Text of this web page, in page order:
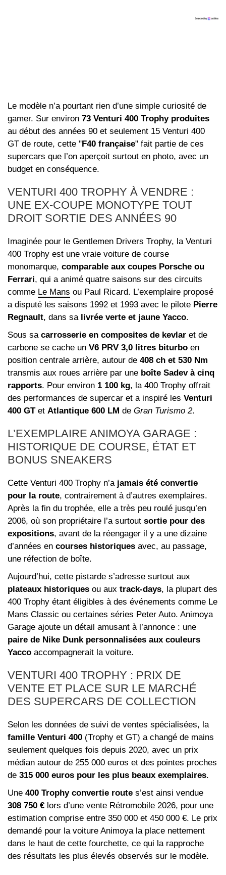
Le modèle n’a pourtant rien d’une simple curiosité de
gamer. Sur environ 73 Venturi 400 Trophy produites
au début des années 90 et seulement 15 Venturi 400
GT de route, cette "F40 française" fait partie de ces
supercars que l’on aperçoit surtout en photo, avec un
budget en conséquence.
VENTURI 400 TROPHY À VENDRE :
UNE EX-COUPE MONOTYPE TOUT
DROIT SORTIE DES ANNÉES 90
Imaginée pour le Gentlemen Drivers Trophy, la Venturi
400 Trophy est une vraie voiture de course
monomarque, comparable aux coupes Porsche ou
Ferrari, qui a animé quatre saisons sur des circuits
comme Le Mans ou Paul Ricard. L’exemplaire proposé
a disputé les saisons 1992 et 1993 avec le pilote Pierre
Regnault, dans sa livrée verte et jaune Yacco.
Sous sa carrosserie en composites de kevlar et de
carbone se cache un V6 PRV 3,0 litres biturbo en
position centrale arrière, autour de 408 ch et 530 Nm
transmis aux roues arrière par une boîte Sadev à cinq
rapports. Pour environ 1 100 kg, la 400 Trophy offrait
des performances de supercar et a inspiré les Venturi
400 GTet Atlantique 600 LM de Gran Turismo 2.
L’EXEMPLAIRE ANIMOYA GARAGE :
HISTORIQUE DE COURSE, ÉTAT ET
BONUS SNEAKERS
Cette Venturi 400 Trophy n’a jamais été convertie
pour la route, contrairement à d’autres exemplaires.
Après la fin du trophée, elle a très peu roulé jusqu’en
2006, où son propriétaire l’a surtout sortie pour des
expositions, avant de la réengager il y a une dizaine
d’années en courses historiques avec, au passage,
une réfection de boîte.
Aujourd’hui, cette pistarde s’adresse surtout aux
plateaux historiques ou aux track-days, la plupart des
400 Trophy étant éligibles à des événements comme Le
Mans Classic ou certaines séries Peter Auto. Animoya
Garage ajoute un détail amusant à l’annonce : une
paire de Nike Dunk personnalisées aux couleurs
Yacco accompagnerait la voiture.
VENTURI 400 TROPHY : PRIX DE
VENTE ET PLACE SUR LE MARCHÉ
DES SUPERCARS DE COLLECTION
Selon les données de suivi de ventes spécialisées, la
famille Venturi 400 (Trophy et GT) a changé de mains
seulement quelques fois depuis 2020, avec un prix
médian autour de 255 000 euros et des pointes proches
de 315 000 euros pour les plus beaux exemplaires.
Une 400 Trophy convertie route s’est ainsi vendue
308 750 € lors d’une vente Rétromobile 2026, pour une
estimation comprise entre 350 000 et 450 000 €. Le prix
demandé pour la voiture Animoya la place nettement
dans le haut de cette fourchette, ce qui la rapproche
des résultats les plus élevés observés sur le modèle.